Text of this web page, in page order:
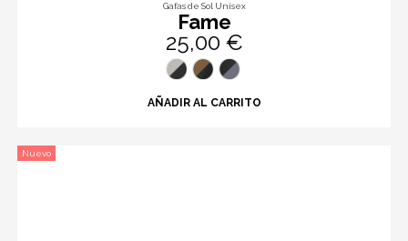
Gafas de Sol Unisex
Fame
25,00 €
AÑADIR AL CARRITO
Nuevo